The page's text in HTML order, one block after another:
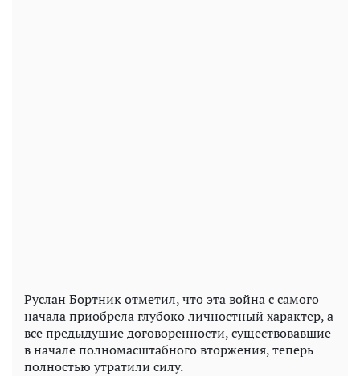
Руслан Бортник отметил, что эта война с самого
начала приобрела глубоко личностный характер, а
все предыдущие договоренности, существовавшие
в начале полномасштабного вторжения, теперь
полностью утратили силу.